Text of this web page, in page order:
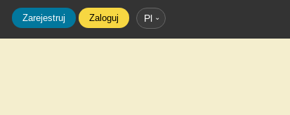
Zarejestruj Zaloguj Pl